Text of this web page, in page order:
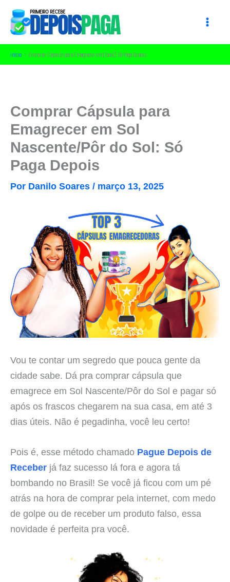
para
conteúdo
Início Comprar Cápsula para Emagrecer em [local]: Só Paga Depois
Comprar Cápsula para
Emagrecer em Sol
Nascente/Pôr do Sol: Só
Paga Depois
Por Danilo Soares / março 13, 2025
Vou te contar um segredo que pouca gente da
cidade sabe. Dá pra comprar cápsula que
emagrece em Sol Nascente/Pôr do Sol e pagar só
após os frascos chegarem na sua casa, em até 3
dias úteis. Não é pegadinha, você leu certo!
Pois é, esse método chamado Pague Depois de
Receber já faz sucesso lá fora e agora tá
bombando no Brasil! Se você já ficou com um pé
atrás na hora de comprar pela internet, com medo
de golpe ou de receber um produto falso, essa
novidade é perfeita pra você.